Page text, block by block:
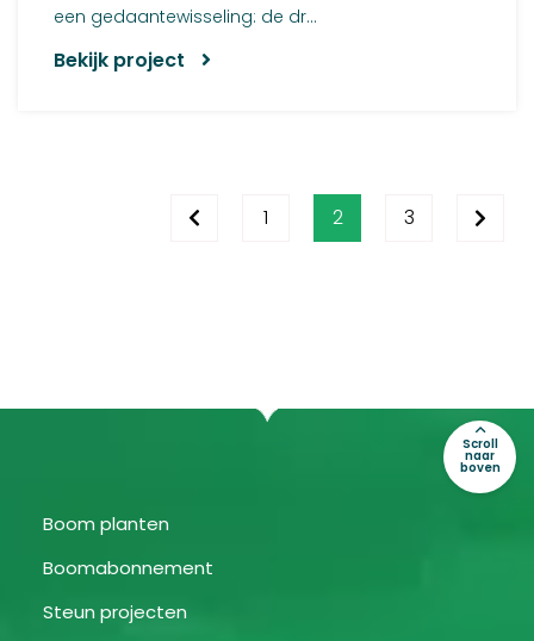
een gedaantewisseling: de dr...
Bekijk project
1 2 3
Boom planten
Boomabonnement
Steun projecten
Scroll
naar
boven